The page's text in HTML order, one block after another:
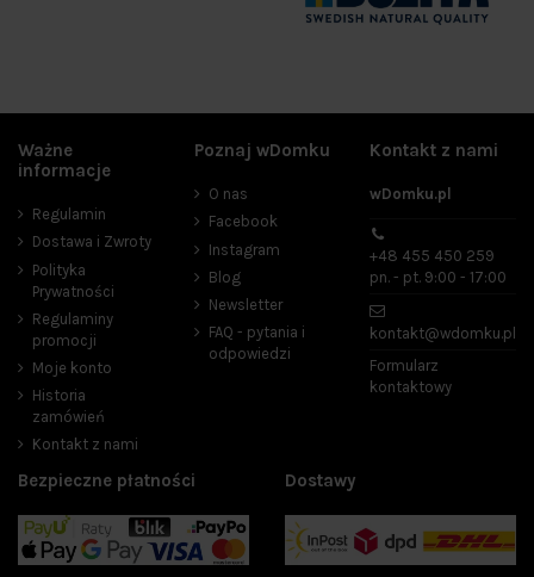
Ważne
informacje
Regulamin
Dostawa i Zwroty
Polityka
Prywatności
Regulaminy
promocji
Moje konto
Historia
zamówień
Kontakt z nami
Poznaj wDomku
O nas
Facebook
Instagram
Blog
Newsletter
FAQ - pytania i
odpowiedzi
Kontakt z nami
wDomku.pl
+48 455 450 259
pn. - pt. 9:00 - 17:00
kontakt@wdomku.pl
Formularz
kontaktowy
Bezpieczne płatności Dostawy